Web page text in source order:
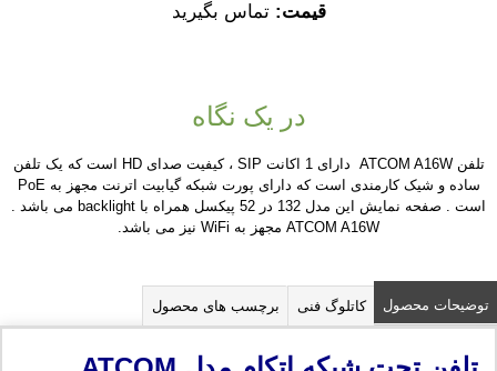
قیمت:تماس بگیرید
در یک نگاه
تلفن ATCOM A16W دارای 1 اکانت SIP ، کیفیت صدای HD است که یک تلفن
ساده و شیک کارمندی است که دارای پورت شبکه گیابیت اترنت مجهز به PoE
است . صفحه نمایش این مدل 132 در 52 پیکسل همراه با backlight می باشد .
ATCOM A16W مجهز به WiFi نیز می باشد.
توضیحات محصول کاتلوگ فنی برچسب های محصول